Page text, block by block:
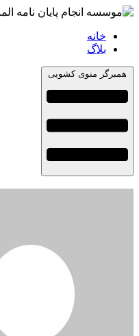
خانه
بلاگ
همبرگر منوی کشویی